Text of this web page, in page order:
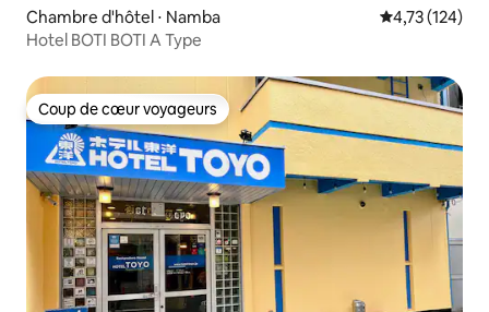
Chambre d'hôtel ⋅ Namba Évaluation
4,73 (124)
Hotel BOTI BOTI A Type
Coup de cœur voyageurs
Coup de cœur voyageurs